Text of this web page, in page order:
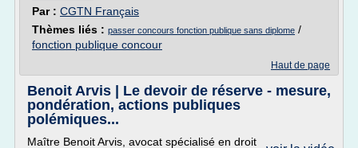
Par : CGTN Français
Thèmes liés : passer concours fonction publique sans diplome /
fonction publique concour
Haut de page
Benoit Arvis | Le devoir de réserve - mesure,
pondération, actions publiques
polémiques...
Maître Benoit Arvis, avocat spécialisé en droit